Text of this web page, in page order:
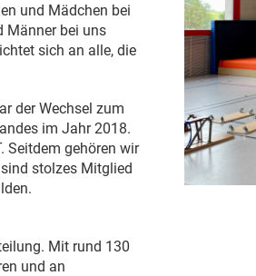
und Mädchen bei
Männer bei uns
sich an alle, die
der Wechsel zum
im Jahr 2018.
Seitdem gehören wir
stolzes Mitglied
Mit rund 130
und an